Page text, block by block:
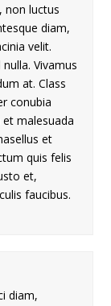
non luctus
diam,
velit.
Vivamus
at. Class
conubia
malesuada
et
quis felis
et,
faucibus.
diam,